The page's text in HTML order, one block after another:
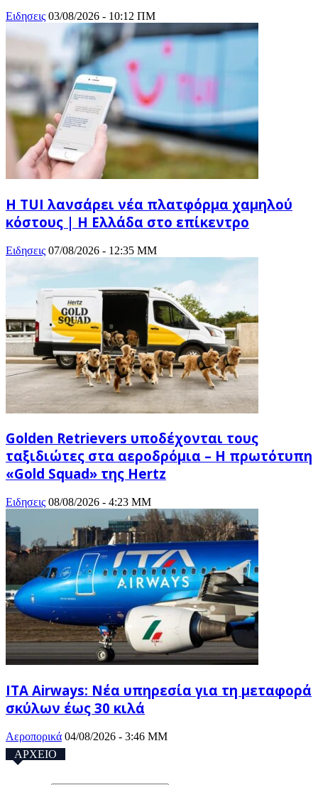
Ειδησεις 03/08/2026 - 10:12 ΠΜ
Η TUI λανσάρει νέα πλατφόρμα χαμηλού
κόστους | Η Ελλάδα στο επίκεντρο
Ειδησεις 07/08/2026 - 12:35 ΜΜ
Golden Retrievers υποδέχονται τους
ταξιδιώτες στα αεροδρόμια – Η πρωτότυπη
«Gold Squad» της Hertz
Ειδησεις 08/08/2026 - 4:23 ΜΜ
ITA Airways: Νέα υπηρεσία για τη μεταφορά
σκύλων έως 30 κιλά
Αεροπορικά 04/08/2026 - 3:46 ΜΜ
ΑΡΧΕΙΟ